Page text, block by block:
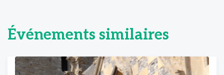
Événements similaires